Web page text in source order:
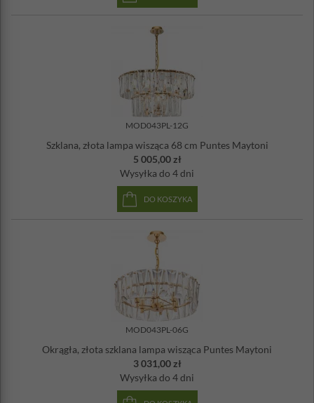
MOD043PL-12G
Szklana, złota lampa wisząca 68 cm Puntes Maytoni
5 005,00 zł
Wysyłka do 4 dni
DO KOSZYKA
MOD043PL-06G
Okrągła, złota szklana lampa wisząca Puntes Maytoni
3 031,00 zł
Wysyłka do 4 dni